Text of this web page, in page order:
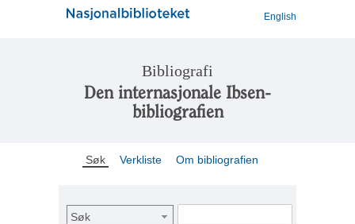
English
Bibliografi
Den internasjonale Ibsen-
bibliografien
Søk Verkliste Om bibliografien
Søk